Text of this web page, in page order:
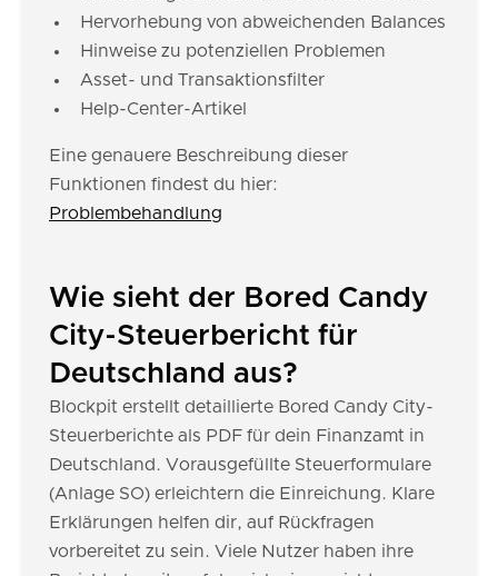
Hervorhebung von abweichenden Balances
Hinweise zu potenziellen Problemen
Asset- und Transaktionsfilter
Help-Center-Artikel
Eine genauere Beschreibung dieser
Funktionen findest du hier:
Problembehandlung
Wie sieht der Bored Candy
City-Steuerbericht für
Deutschland aus?
Blockpit erstellt detaillierte Bored Candy City-
Steuerberichte als PDF für dein Finanzamt in
Deutschland. Vorausgefüllte Steuerformulare
(Anlage SO) erleichtern die Einreichung. Klare
Erklärungen helfen dir, auf Rückfragen
vorbereitet zu sein. Viele Nutzer haben ihre